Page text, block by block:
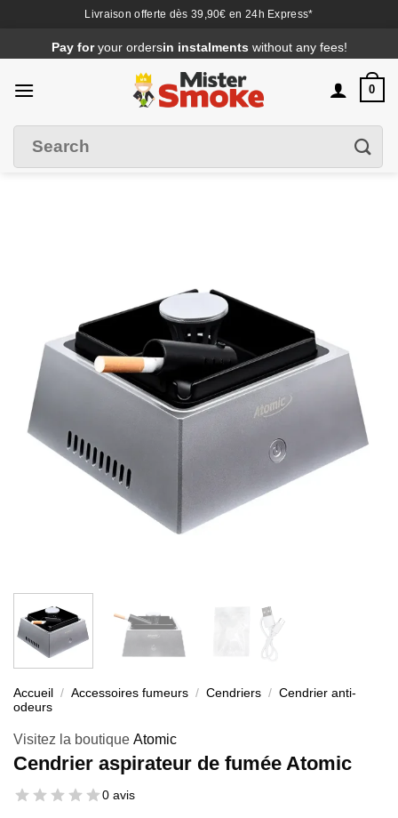
Livraison offerte dès 39,90€ en 24h Express*
au
contenu
Pay foryour ordersin instalments without any fees!
0
Accueil / Accessoires fumeurs / Cendriers / Cendrier anti-
odeurs
Visitez la boutique Atomic
Cendrier aspirateur de fumée Atomic
0 avis